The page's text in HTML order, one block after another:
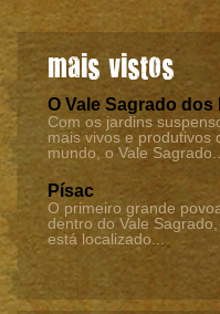
mais vistos
O Vale Sagrado dos
Com os jardins
mais vivos e produtivos
mundo, o Vale Sagrado...
Písac
O primeiro grande
dentro do Vale
está localizado...